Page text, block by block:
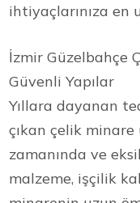
ihtiyaçlarınıza en
İzmir Güzelbahçe
Güvenli Yapılar
Yıllara dayanan
çıkan çelik
zamanında ve
malzeme, işçilik